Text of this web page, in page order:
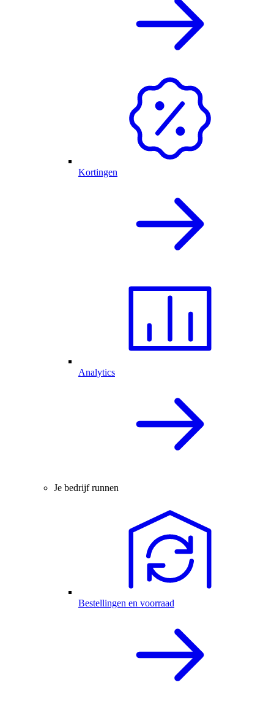
Kortingen
Analytics
Je bedrijf runnen
Bestellingen en voorraad